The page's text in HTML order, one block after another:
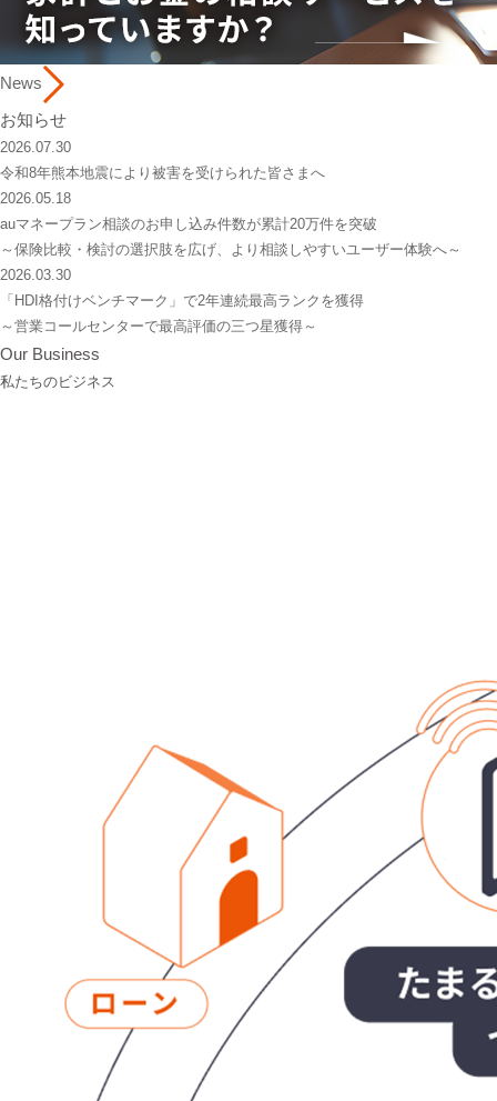
News
お知らせ
2026.07.30
令和8年熊本地震により被害を受けられた皆さまへ
2026.05.18
auマネープラン相談のお申し込み件数が累計20万件を突破
～保険比較・検討の選択肢を広げ、より相談しやすいユーザー体験へ～
2026.03.30
「HDI格付けベンチマーク」で2年連続最高ランクを獲得
～営業コールセンターで最高評価の三つ星獲得～
Our Business
私たちのビジネス